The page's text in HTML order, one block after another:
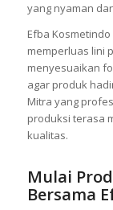
yang nyaman
Efba
memperluas lini
menyesuaikan
agar produk
Mitra yang
produksi terasa
kualitas.
Mulai
Bersama